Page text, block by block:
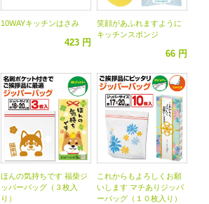
10WAYキッチンはさみ
423 円
笑顔があふれますように
キッチンスポンジ
66 円
ほんの気持ちです 福柴ジ
ッパーバッグ（３枚入
り）
これからもよろしくお願
いします マチありジッパ
ーバッグ（１０枚入り）